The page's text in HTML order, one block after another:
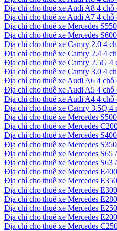
Địa chỉ cho thuê xe Audi A8 4 chỗ
Địa chỉ cho thuê xe Audi A7 4 chỗ
Địa chỉ cho thuê xe Mercedes
Địa chỉ cho thuê xe Mercedes
Địa chỉ cho thuê xe Camry 2.0 4
Địa chỉ cho thuê xe Camry 2.4 4
Địa chỉ cho thuê xe Camry 2.5G 4
Địa chỉ cho thuê xe Camry 3.0 4
Địa chỉ cho thuê xe Audi A6 4 chỗ
Địa chỉ cho thuê xe Audi A5 4 chỗ
Địa chỉ cho thuê xe Audi A4 4 chỗ
Địa chỉ cho thuê xe Camry 3.5Q 4
Địa chỉ cho thuê xe Mercedes
Địa chỉ cho thuê xe Mercedes
Địa chỉ cho thuê xe Mercedes
Địa chỉ cho thuê xe Mercedes
Địa chỉ cho thuê xe Mercedes S65
Địa chỉ cho thuê xe Mercedes S63
Địa chỉ cho thuê xe Mercedes
Địa chỉ cho thuê xe Mercedes
Địa chỉ cho thuê xe Mercedes
Địa chỉ cho thuê xe Mercedes
Địa chỉ cho thuê xe Mercedes
Địa chỉ cho thuê xe Mercedes
Địa chỉ cho thuê xe Mercedes